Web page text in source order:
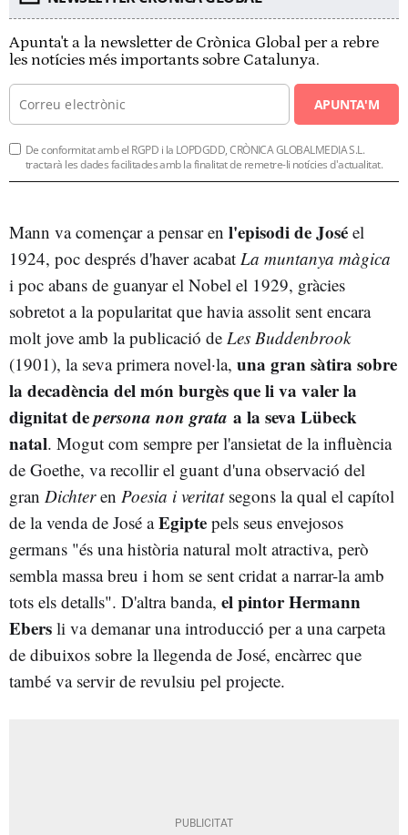
Apunta't a la newsletter de Crònica Global per a rebre
les notícies més importants sobre Catalunya.
APUNTA'M
De conformitat amb el RGPD i la LOPDGDD, CRÒNICA GLOBALMEDIA S.L.
tractarà les dades facilitades amb la finalitat de remetre-li notícies d'actualitat.
Mann va començar a pensar en l'episodi de José el
1924, poc després d'haver acabat La muntanya màgica
i poc abans de guanyar el Nobel el 1929, gràcies
sobretot a la popularitat que havia assolit sent encara
molt jove amb la publicació de Les Buddenbrook
(1901), la seva primera novel·la, una gran sàtira sobre
la decadència del món burgès que li va valer la
dignitat depersona non grata a la seva Lübeck
natal. Mogut com sempre per l'ansietat de la influència
de Goethe, va recollir el guant d'una observació del
gran Dichteren Poesia i veritatsegons la qual el capítol
de la venda de José aEgipte pels seus envejosos
germans "és una història natural molt atractiva, però
sembla massa breu i hom se sent cridat a narrar-la amb
tots els detalls". D'altra banda, el pintor Hermann
Ebers li va demanar una introducció per a una carpeta
de dibuixos sobre la llegenda de José, encàrrec que
també va servir de revulsiu pel projecte.